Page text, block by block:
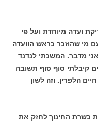
ועדה מיוחדת ועל פי
מי שהוזכר כראש הוועדה
מדבר. המשכתי לנדנד
קיבלתי סוף סוף תשובה
הלפרין. וזה לשון
כשרת החינוך לחזק את